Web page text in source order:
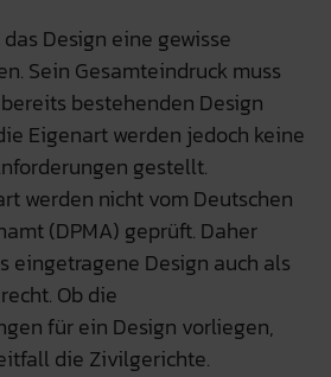
Design eine gewisse
Sein Gesamteindruck muss
bestehenden Design
Eigenart werden jedoch keine
gestellt.
werden nicht vom Deutschen
(DPMA) geprüft. Daher
eingetragene Design auch als
Ob die
für ein Design vorliegen,
die Zivilgerichte.